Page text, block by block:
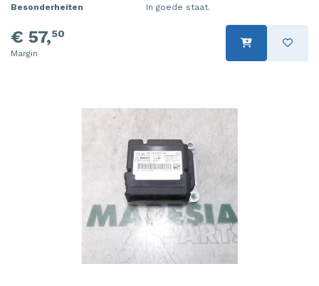
Besonderheiten
In goede staat.
€ 57,50
Margin